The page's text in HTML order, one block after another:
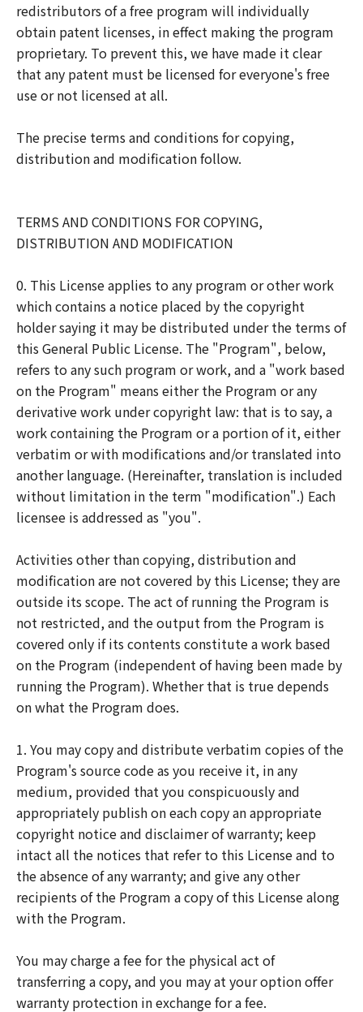
redistributors of a free program will individually
obtain patent licenses, in effect making the program
proprietary. To prevent this, we have made it clear
that any patent must be licensed for everyone's free
use or not licensed at all.
The precise terms and conditions for copying,
distribution and modification follow.
TERMS AND CONDITIONS FOR COPYING,
DISTRIBUTION AND MODIFICATION
0. This License applies to any program or other work
which contains a notice placed by the copyright
holder saying it may be distributed under the terms of
this General Public License. The "Program", below,
refers to any such program or work, and a "work based
on the Program" means either the Program or any
derivative work under copyright law: that is to say, a
work containing the Program or a portion of it, either
verbatim or with modifications and/or translated into
another language. (Hereinafter, translation is included
without limitation in the term "modification".) Each
licensee is addressed as "you".
Activities other than copying, distribution and
modification are not covered by this License; they are
outside its scope. The act of running the Program is
not restricted, and the output from the Program is
covered only if its contents constitute a work based
on the Program (independent of having been made by
running the Program). Whether that is true depends
on what the Program does.
1. You may copy and distribute verbatim copies of the
Program's source code as you receive it, in any
medium, provided that you conspicuously and
appropriately publish on each copy an appropriate
copyright notice and disclaimer of warranty; keep
intact all the notices that refer to this License and to
the absence of any warranty; and give any other
recipients of the Program a copy of this License along
with the Program.
You may charge a fee for the physical act of
transferring a copy, and you may at your option offer
warranty protection in exchange for a fee.